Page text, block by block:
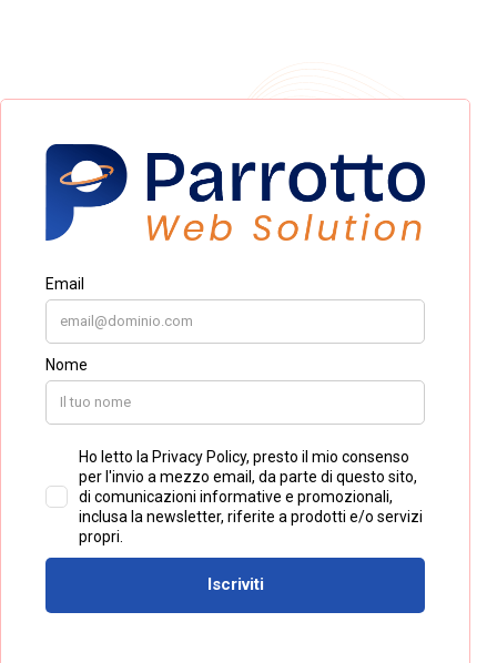
differenziare le diverse offerte e comunicazioni che
clienti italiani da quelli stranieri e segmentare poi
meglio nel tempo il proprio pubblico, dividendolo in
categorie differenti (famiglie, business, coppie..). La
mailing list è una vera e propria base sicura: essa
dalle stagionalità.
Fidelizzare un cliente
equilibrio: dedicarsi alle nuove acquisizioni, e allo
stesso tempo dedicare cura e attenzione
costante verso chi è già passato presso la nostra
struttura ricettiva. Il cliente che torna non solo
contribuendo ad un passaparola davvero prezioso.
Come tutti i lunghi processi, la fidelizzazione
richiede tempo, costanza e attenzione, ma è uno
degli investimenti più importanti e prolifici che una
struttura ricettiva possa fare.